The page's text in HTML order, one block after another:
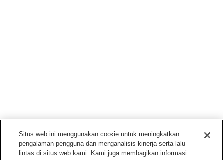
Situs web ini menggunakan cookie untuk meningkatkan
pengalaman pengguna dan menganalisis kinerja serta lalu
lintas di situs web kami. Kami juga membagikan informasi